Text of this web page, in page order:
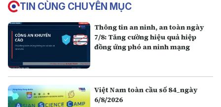
TIN CÙNG CHUYÊN MỤC
Thông tin an ninh, an toàn ngày
7/8: Tăng cường hiệu quả hiệp
đồng ứng phó an ninh mạng
Việt Nam toàn cầu số 84_ngày
6/8/2026